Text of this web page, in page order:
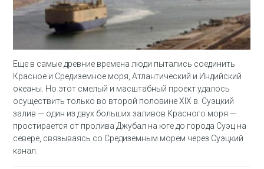
Еще в самые древние времена люди пытались соединить
Красное и Средиземное моря, Атлантический и Индийский
океаны. Но этот смелый и масштабный проект удалось
осуществить только во второй половине XIX в. Суэцкий
залив — один из двух больших заливов Красного моря —
простирается от пролива Джубал на юге до города Суэц на
севере, связываясь со Средиземным морем через Суэцкий
канал.